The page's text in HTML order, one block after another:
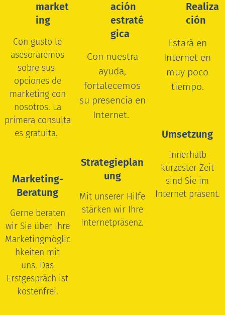
market
ing
Con gusto le
asesoraremos
sobre sus
opciones de
marketing con
nosotros. La
primera consulta
es gratuita.
Marketing-
Beratung
Gerne beraten
wir Sie über Ihre
Marketingmöglic
hkeiten mit
uns. Das
Erstgespräch ist
kostenfrei.
ación
estraté
gica
Con nuestra
ayuda,
fortalecemos
su presencia en
Internet.
Strategieplan
ung
Mit unserer Hilfe
stärken wir Ihre
Internetpräsenz.
Realiza
ción
Estará en
Internet en
muy poco
tiempo.
Umsetzung
Innerhalb
kürzester Zeit
sind Sie im
Internet präsent.